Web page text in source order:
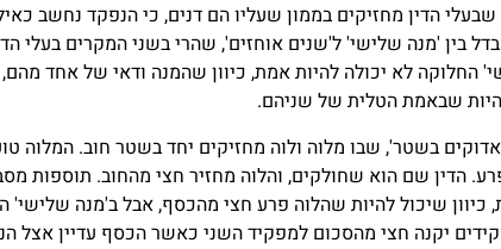
הדין מחזיקים בממון שעליו הם דנים, כי הנפקד נחשב
בין 'מנה שלישי' ל'שנים אוחזים', שהרי בשני המקרים בעלי
לא יכולה להיות אמת, כיוון שהמנה ודאי של אחד מהם,
שבאמת הטלית של שניהם.
בשטר', שבו מלוה ולוה מחזיקים יחד בשטר חוב. המלוה
הדין שם הוא שחולקים, והלוה מחזיר חצי מהחוב. תוספות
שיכול להיות שהלוה פרע חצי מהכסף, אבל ב'מנה שלישי'
יקנה חצי מהסכום למפקיד השני כאשר הכסף עדיין אצל